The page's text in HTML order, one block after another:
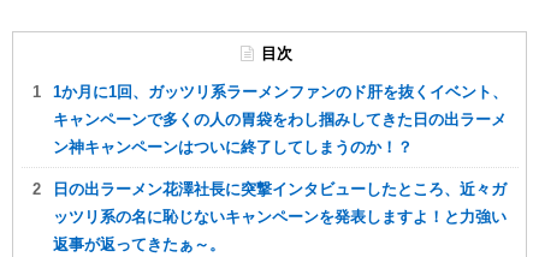
目次
1か月に1回、ガッツリ系ラーメンファンのド肝を抜くイベント、
キャンペーンで多くの人の胃袋をわし掴みしてきた日の出ラーメ
ン神キャンペーンはついに終了してしまうのか！？
日の出ラーメン花澤社長に突撃インタビューしたところ、近々ガ
ッツリ系の名に恥じないキャンペーンを発表しますよ！と力強い
返事が返ってきたぁ～。